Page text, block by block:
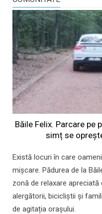
Băile Felix. Parcare pe
simț se
Există locuri în care
mișcare. Pădurea de la
zonă de relaxare
alergătorii, bicicliștii și
de agitația orașului.